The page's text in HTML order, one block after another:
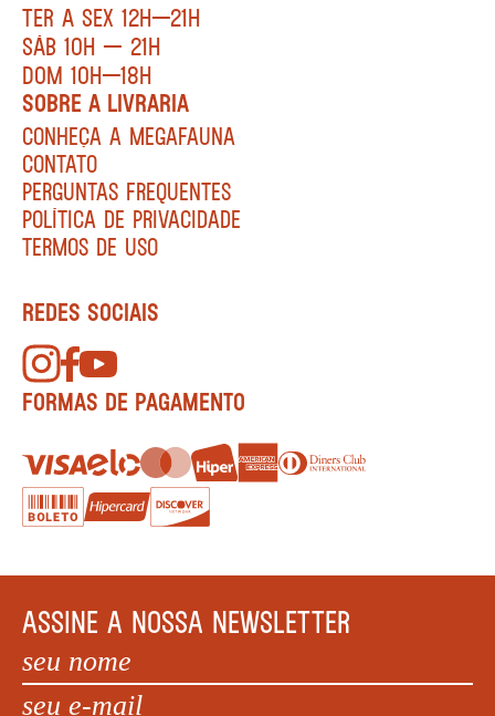
TER A SEX 12H—21H
SÁB 10H — 21H
DOM 10H—18H
SOBRE A LIVRARIA
CONHEÇA A MEGAFAUNA
CONTATO
PERGUNTAS FREQUENTES
POLÍTICA DE PRIVACIDADE
TERMOS DE USO
REDES SOCIAIS
FORMAS DE PAGAMENTO
ASSINE A NOSSA NEWSLETTER